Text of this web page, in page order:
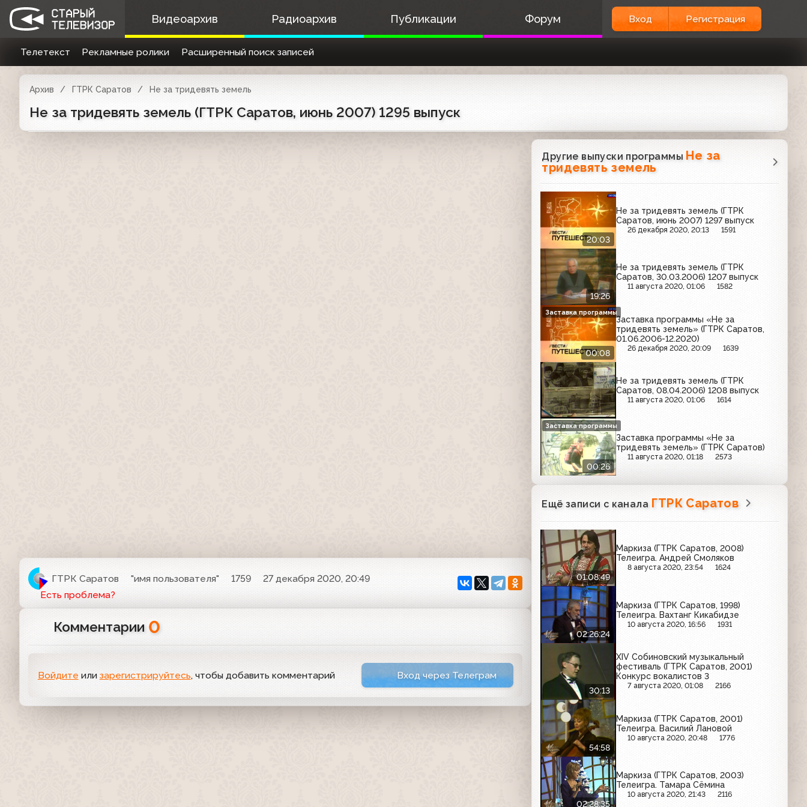
Видеоархив Радиоархив Публикации Форум Вход Регистрация
Телетекст Рекламные ролики Расширенный поиск записей
Архив ГТРК Саратов Не за тридевять земель
Не за тридевять земель (ГТРК Саратов, июнь 2007) 1295 выпуск
ГТРК Саратов "имя пользователя" 1759
27 декабря 2020, 20:49
Есть проблема?
Комментарии 0
Войдите или зарегистрируйтесь, чтобы добавить комментарий Вход через Телеграм
Другие выпуски программы Не за
тридевять земель
20:03
Не за тридевять земель (ГТРК
Саратов, июнь 2007) 1297 выпуск
26 декабря 2020, 20:13 1591
19:26
Не за тридевять земель (ГТРК
Саратов, 30.03.2006) 1207 выпуск
11 августа 2020, 01:06 1582
00:08
Заставка программы «Не за
тридевять земель» (ГТРК Саратов,
01.06.2006-12.2020)
26 декабря 2020, 20:09 1639
Заставка программы
Не за тридевять земель (ГТРК
Саратов, 08.04.2006) 1208 выпуск
11 августа 2020, 01:06 1614
00:26
Заставка программы «Не за
тридевять земель» (ГТРК Саратов)
11 августа 2020, 01:18 2573
Заставка программы
Ещё записи с канала ГТРК Саратов
01:08:49
Маркиза (ГТРК Саратов, 2008)
Телеигра. Андрей Смоляков
8 августа 2020, 23:54 1624
02:26:24
Маркиза (ГТРК Саратов, 1998)
Телеигра. Вахтанг Кикабидзе
10 августа 2020, 16:56 1931
30:13
XIV Собиновский музыкальный
фестиваль (ГТРК Саратов, 2001)
Конкурс вокалистов 3
7 августа 2020, 01:08 2166
54:58
Маркиза (ГТРК Саратов, 2001)
Телеигра. Василий Лановой
10 августа 2020, 20:48 1776
02:28:35
Маркиза (ГТРК Саратов, 2003)
Телеигра. Тамара Сёмина
10 августа 2020, 21:43 2116